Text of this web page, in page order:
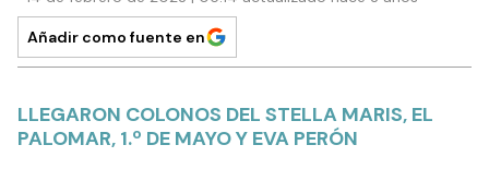
Añadir como fuente en
LLEGARON COLONOS DEL STELLA MARIS, EL
PALOMAR, 1.º DE MAYO Y EVA PERÓN